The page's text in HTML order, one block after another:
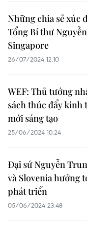
Những chia sẻ xúc
Tổng Bí thư
Singapore
26/07/2024 12:10
WEF: Thủ tướng
sách thúc đẩy kinh
mới sáng tạo
25/06/2024 10:24
Đại sứ Nguyễn
và Slovenia hướng
phát triển
05/06/2024 23:48